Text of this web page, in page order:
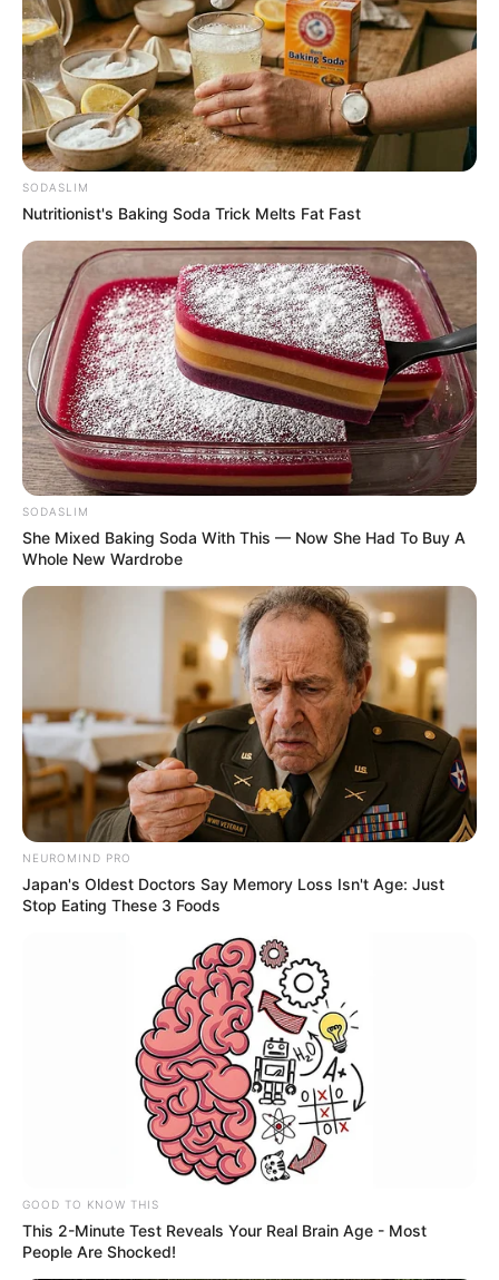
-ad5
✳️Recupere as Famílias desaparecidas no e-SUS
Fonte: JASB com informações do Terra, UOL e outros.
Encaminhamento de denúncia ao JASB:
Acesse aqui.
O jornalismo do JASB.com.br precisa de você para continuar
marcando ponto na vida dos ACS e ACE.Compartilhe as nossas
notícias em suas redes sociais!
SODASLIM
Nutritionist's Baking Soda Trick Melts Fat Fast
SODASLIM
She Mixed Baking Soda With This — Now She Had To Buy A
Whole New Wardrobe
NEUROMIND PRO
Japan's Oldest Doctors Say Memory Loss Isn't Age: Just
Stop Eating These 3 Foods
GOOD TO KNOW THIS
This 2-Minute Test Reveals Your Real Brain Age - Most
People Are Shocked!